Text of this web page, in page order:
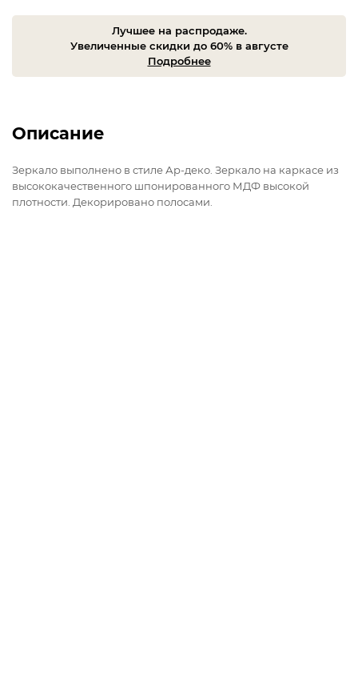
Лучшее на распродаже.
Увеличенные скидки до 60% в августе
Подробнее
Описание
Зеркало выполнено в стиле Ар-деко. Зеркало на каркасе из
высококачественного шпонированного МДФ высокой
плотности. Декорировано полосами.